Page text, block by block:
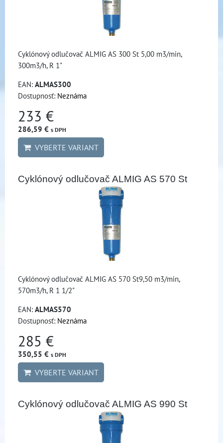
Cyklónový odlučovač ALMIG AS 300 St 5,00 m3/min,
300m3/h, R 1"
EAN: ALMAS300
Dostupnosť: Neznáma
233 €
286,59 € s DPH
VYBERTE VARIANT
Cyklónový odlučovač ALMIG AS 570 St
Cyklónový odlučovač ALMIG AS 570 St9,50 m3/min,
570m3/h, R 1 1/2"
EAN: ALMAS570
Dostupnosť: Neznáma
285 €
350,55 € s DPH
VYBERTE VARIANT
Cyklónový odlučovač ALMIG AS 990 St